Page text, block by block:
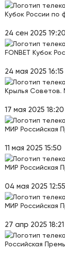
Кубок России по
24 сен 2025 19:20
FONBET Кубок
24 мая 2025 16:15
Крылья Советов.
17 мая 2025 18:20
МИР Российская
11 мая 2025 15:50
МИР Российская
04 мая 2025 12:55
МИР Российская
27 апр 2025 18:21
Российская